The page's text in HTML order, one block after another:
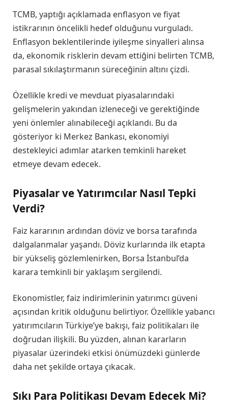
TCMB, yaptığı açıklamada enflasyon ve fiyat
istikrarının öncelikli hedef olduğunu vurguladı.
Enflasyon beklentilerinde iyileşme sinyalleri alınsa
da, ekonomik risklerin devam ettiğini belirten TCMB,
parasal sıkılaştırmanın süreceğinin altını çizdi.
Özellikle kredi ve mevduat piyasalarındaki
gelişmelerin yakından izleneceği ve gerektiğinde
yeni önlemler alınabileceği açıklandı. Bu da
gösteriyor ki Merkez Bankası, ekonomiyi
destekleyici adımlar atarken temkinli hareket
etmeye devam edecek.
Piyasalar ve Yatırımcılar Nasıl Tepki
Verdi?
Faiz kararının ardından döviz ve borsa tarafında
dalgalanmalar yaşandı. Döviz kurlarında ilk etapta
bir yükseliş gözlemlenirken, Borsa İstanbul’da
karara temkinli bir yaklaşım sergilendi.
Ekonomistler, faiz indirimlerinin yatırımcı güveni
açısından kritik olduğunu belirtiyor. Özellikle yabancı
yatırımcıların Türkiye’ye bakışı, faiz politikaları ile
doğrudan ilişkili. Bu yüzden, alınan kararların
piyasalar üzerindeki etkisi önümüzdeki günlerde
daha net şekilde ortaya çıkacak.
Sıkı Para Politikası Devam Edecek Mi?